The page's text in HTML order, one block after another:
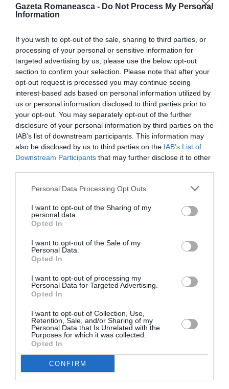
Gazeta Romaneasca - Do Not Process My Personal
Information
If you wish to opt-out of the sale, sharing to third parties, or
processing of your personal or sensitive information for
targeted advertising by us, please use the below opt-out
section to confirm your selection. Please note that after your
opt-out request is processed you may continue seeing
interest-based ads based on personal information utilized by
us or personal information disclosed to third parties prior to
your opt-out. You may separately opt-out of the further
disclosure of your personal information by third parties on the
IAB’s list of downstream participants. This information may
also be disclosed by us to third parties on the IAB’s List of
Downstream Participants that may further disclose it to other
Personal Data Processing Opt Outs
I want to opt-out of the Sharing of my
personal data.
Opted In
I want to opt-out of the Sale of my
Personal Data.
Opted In
I want to opt-out of processing my
Personal Data for Targeted Advertising.
Opted In
I want to opt-out of Collection, Use,
Retention, Sale, and/or Sharing of my
Personal Data that Is Unrelated with the
Purposes for which it was collected.
Opted In
CONFIRM
Sfântului Proroc Ieremia din Guidonia. De asemenea,
în calitate de invitați, vor participa Corul Polifonic
Spectacolul va fi prezentat de copii
Spectacolul va fi prezentat, în exclusivitate, de patru
copii români:Miriam Cosma, Iuliana Antonia Pintea,
David Hațeg și Stefano Gravelli, coordonați de
Robert Alexandru Angheluș, mare parte dintre
aceștia născuți în Italia, sensibili la vechile obiceiuri
să cunoască mai bine tradițiile frecventând parohiile
română.